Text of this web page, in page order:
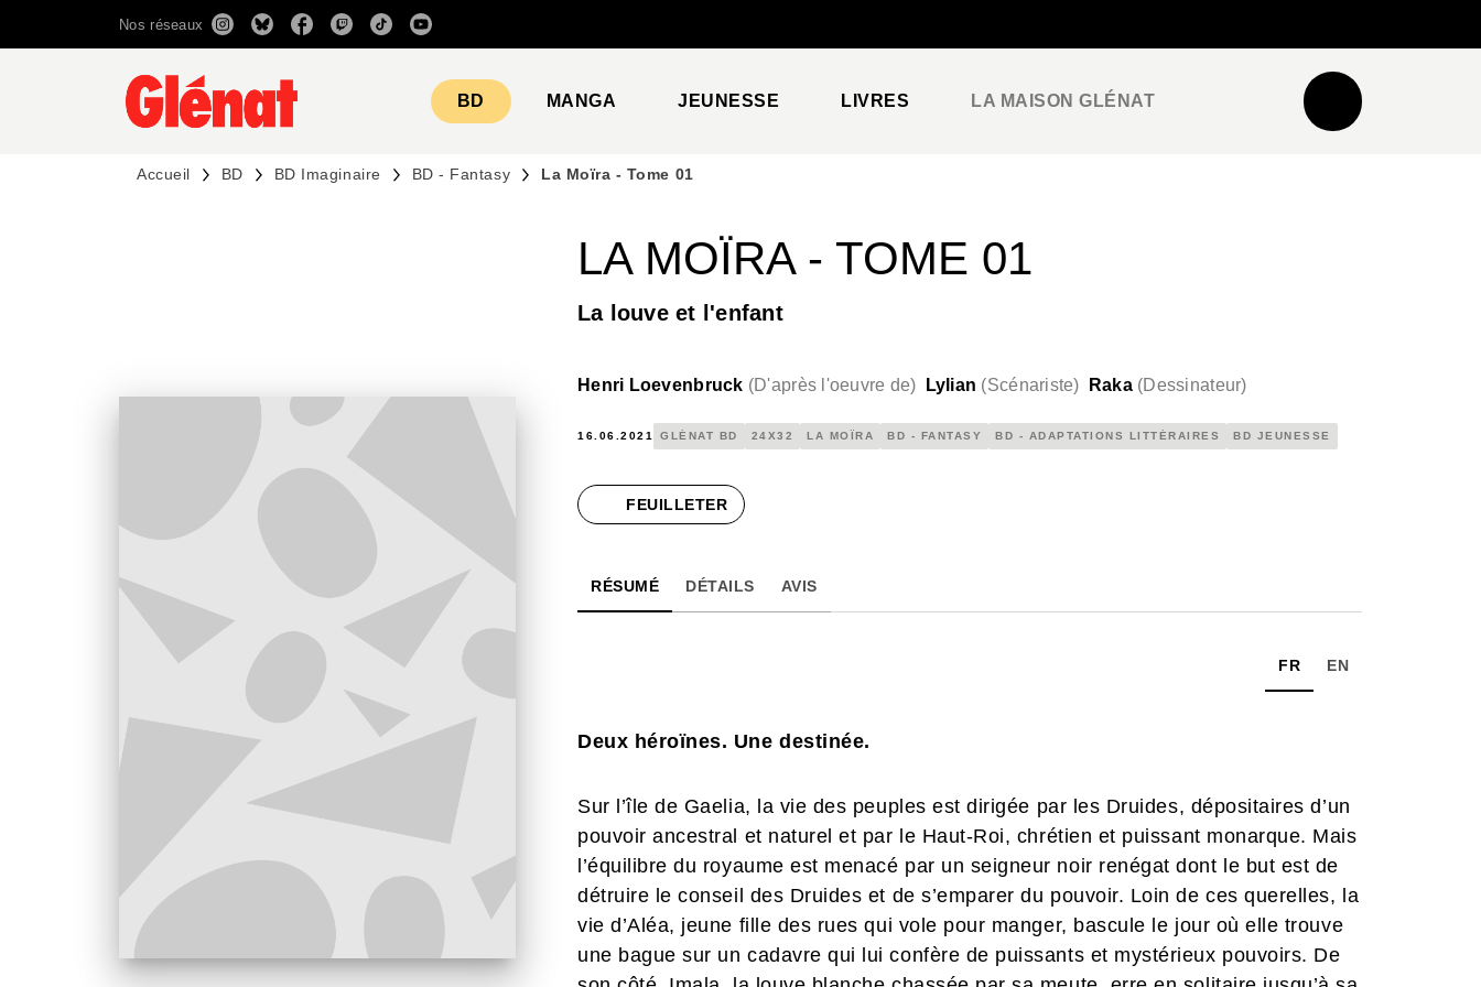
RECHERCHE CONTENU
Nos réseaux
BD MANGA JEUNESSE LIVRES LA MAISON GLÉNAT
Accueil BD BD Imaginaire BD - Fantasy La Moïra - Tome 01
LA MOÏRA - TOME 01
La louve et l'enfant
Henri Loevenbruck (D'après l'oeuvre de) Lylian (Scénariste) Raka (Dessinateur)
16.06.2021 GLÉNAT BD 24X32 LA MOÏRA BD - FANTASY BD - ADAPTATIONS LITTÉRAIRES BD JEUNESSE
FEUILLETER
RÉSUMÉ DÉTAILS AVIS
FR EN
Deux héroïnes. Une destinée.
Sur l’île de Gaelia, la vie des peuples est dirigée par les Druides, dépositaires d’un
pouvoir ancestral et naturel et par le Haut-Roi, chrétien et puissant monarque. Mais
l’équilibre du royaume est menacé par un seigneur noir renégat dont le but est de
détruire le conseil des Druides et de s’emparer du pouvoir. Loin de ces querelles, la
vie d’Aléa, jeune fille des rues qui vole pour manger, bascule le jour où elle trouve
une bague sur un cadavre qui lui confère de puissants et mystérieux pouvoirs. De